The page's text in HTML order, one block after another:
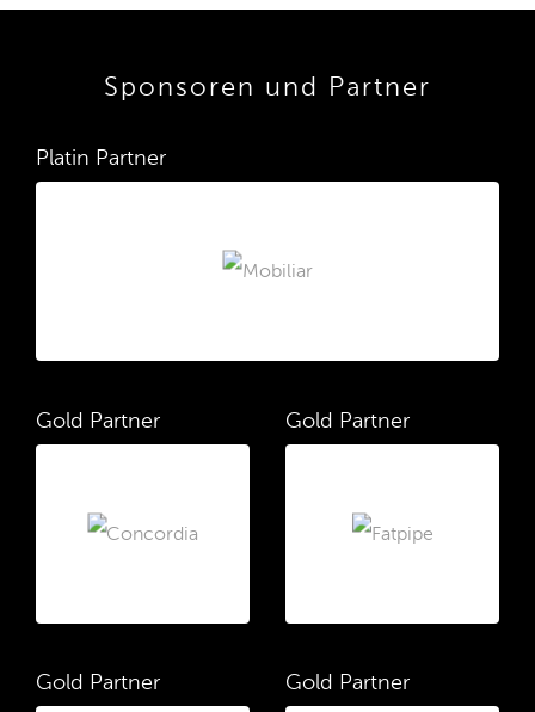
Sponsoren und Partner
Platin Partner
Gold Partner Gold Partner
Gold Partner Gold Partner